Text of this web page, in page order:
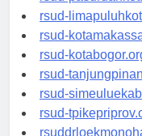
rsud-
rsud-
rsud-
rsud-
rsud-
rsud-
rsud-